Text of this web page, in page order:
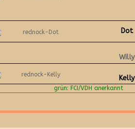
Dot
Willy
Kelly
grün: FCI/VDH anerkannt